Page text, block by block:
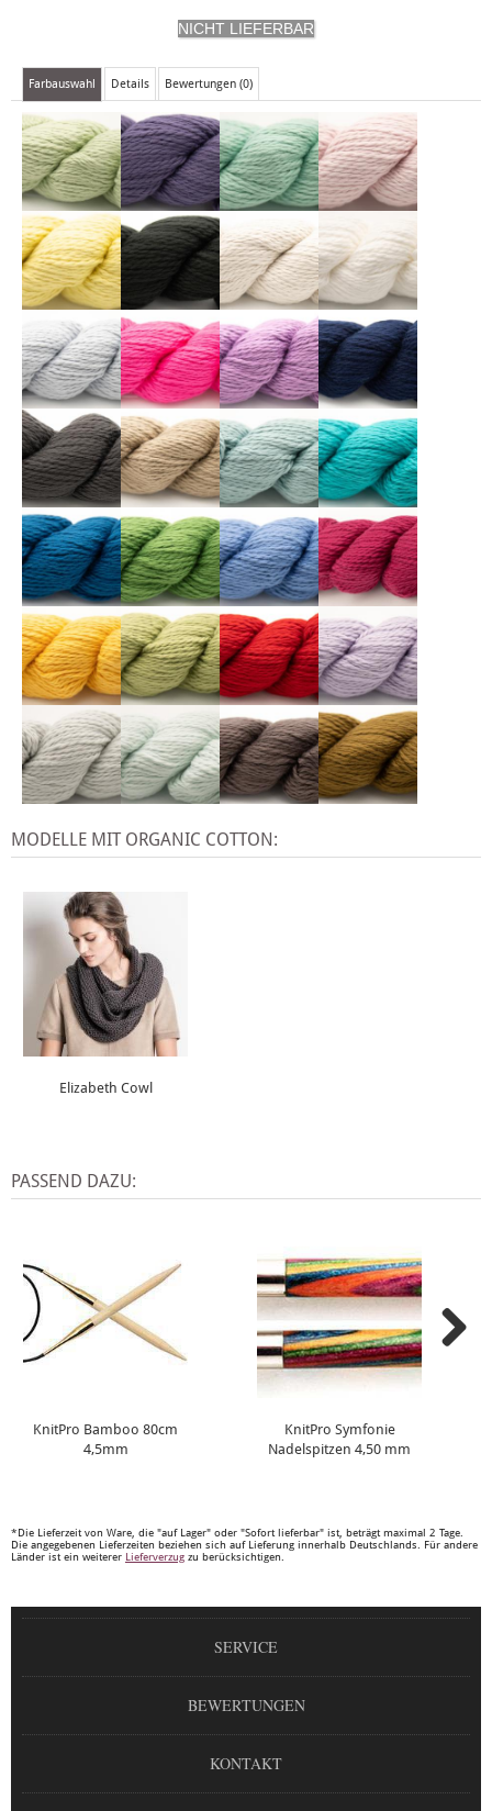
Farbauswahl Details Bewertungen (0)
MODELLE MIT ORGANIC COTTON:
Elizabeth Cowl
PASSEND DAZU:
KnitPro Bamboo 80cm
4,5mm
KnitPro Symfonie
Nadelspitzen 4,50 mm
*Die Lieferzeit von Ware, die "auf Lager" oder "Sofort lieferbar" ist, beträgt maximal 2 Tage.
Die angegebenen Lieferzeiten beziehen sich auf Lieferung innerhalb Deutschlands. Für andere
Länder ist ein weiterer Lieferverzug zu berücksichtigen.
SERVICE
BEWERTUNGEN
KONTAKT